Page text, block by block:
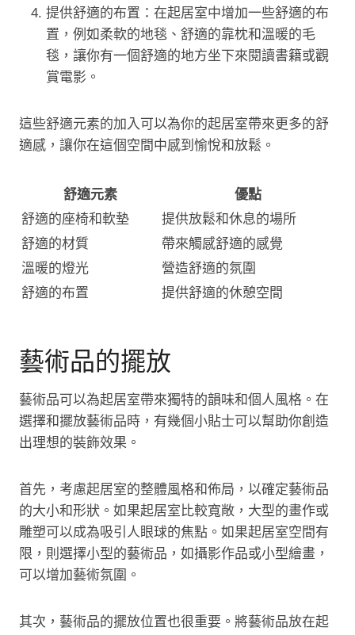
提供舒適的布置：在起居室中增加一些舒適的布
置，例如柔軟的地毯、舒適的靠枕和溫暖的毛
毯，讓你有一個舒適的地方坐下來閱讀書籍或觀
賞電影。
這些舒適元素的加入可以為你的起居室帶來更多的舒
適感，讓你在這個空間中感到愉悅和放鬆。
舒適元素
優點
舒適的座椅和軟墊
提供放鬆和休息的場所
舒適的材質
帶來觸感舒適的感覺
溫暖的燈光
營造舒適的氛圍
舒適的布置
提供舒適的休憩空間
藝術品的擺放
藝術品可以為起居室帶來獨特的韻味和個人風格。在
選擇和擺放藝術品時，有幾個小貼士可以幫助你創造
出理想的裝飾效果。
首先，考慮起居室的整體風格和佈局，以確定藝術品
的大小和形狀。如果起居室比較寬敞，大型的畫作或
雕塑可以成為吸引人眼球的焦點。如果起居室空間有
限，則選擇小型的藝術品，如攝影作品或小型繪畫，
可以增加藝術氛圍。
其次，藝術品的擺放位置也很重要。將藝術品放在起